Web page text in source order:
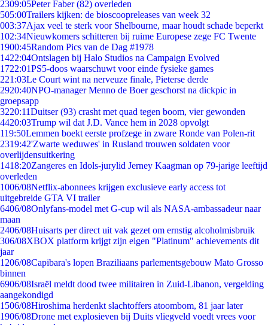
2309:05Peter Faber (82) overleden
505:00Trailers kijken: de bioscoopreleases van week 32
003:37Ajax veel te sterk voor Shelbourne, maar houdt schade beperkt
102:34Nieuwkomers schitteren bij ruime Europese zege FC Twente
1900:45Random Pics van de Dag #1978
1422:04Ontslagen bij Halo Studios na Campaign Evolved
1722:01PS5-doos waarschuwt voor einde fysieke games
221:03Le Court wint na nerveuze finale, Pieterse derde
2920:40NPO-manager Menno de Boer geschorst na dickpic in
groepsapp
3220:11Duitser (93) crasht met quad tegen boom, vier gewonden
4420:03Trump wil dat J.D. Vance hem in 2028 opvolgt
119:50Lemmen boekt eerste profzege in zware Ronde van Polen-rit
2319:42'Zwarte weduwes' in Rusland trouwen soldaten voor
overlijdensuitkering
1418:20Zangeres en Idols-jurylid Jerney Kaagman op 79-jarige leeftijd
overleden
1006/08Netflix-abonnees krijgen exclusieve early access tot
uitgebreide GTA VI trailer
6406/08Onlyfans-model met G-cup wil als NASA-ambassadeur naar
maan
2406/08Huisarts per direct uit vak gezet om ernstig alcoholmisbruik
306/08XBOX platform krijgt zijn eigen "Platinum" achievements dit
jaar
1206/08Capibara's lopen Braziliaans parlementsgebouw Mato Grosso
binnen
6906/08Israël meldt dood twee militairen in Zuid-Libanon, vergelding
aangekondigd
1506/08Hiroshima herdenkt slachtoffers atoombom, 81 jaar later
1906/08Drone met explosieven bij Duits vliegveld voedt vrees voor